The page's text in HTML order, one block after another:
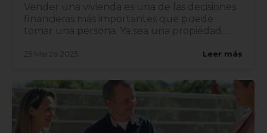
Vender una vivienda es una de las decisiones
financieras más importantes que puede
tomar una persona. Ya sea una propiedad
25 Marzo 2025 Leer más